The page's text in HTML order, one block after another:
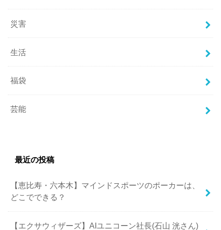
災害
生活
福袋
芸能
最近の投稿
【恵比寿・六本木】マインドスポーツのポーカーは、
どこでできる？
【エクサウィザーズ】AIユニコーン社長(石山 洸さん)